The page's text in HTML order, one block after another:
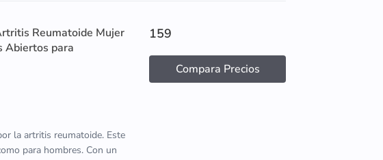
Reumatoide Mujer
Abiertos para
la artritis reumatoide. Este
para hombres. Con un
159
Compara Precios